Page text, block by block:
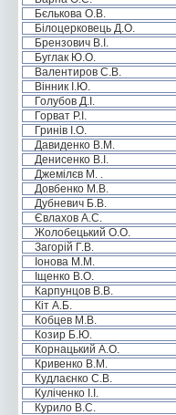
Бєлькова О.В.
Білоцерковець Д.О.
Брензович В.І.
Буглак Ю.О.
Валентиров С.В.
Вінник І.Ю.
Голубов Д.І.
Горват Р.І.
Гринів І.О.
Давиденко В.М.
Денисенко В.І.
Джемілєв М. .
Довбенко М.В.
Дубневич Б.В.
Євлахов А.С.
Жолобецький О.О.
Загорій Г.В.
Іонова М.М.
Іщенко В.О.
Карпунцов В.В.
Кіт А.Б.
Кобцев М.В.
Козир Б.Ю.
Корнацький А.О.
Кривенко В.М.
Кудлаєнко С.В.
Куліченко І.І.
Курило В.С.